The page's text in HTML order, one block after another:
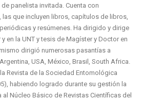
panelista invitada. Cuenta con
que incluyen libros, capítulos de libros,
y resúmenes. Ha dirigido y dirige
en la UNT y tesis de Magíster y Doctor en
dirigió numerosas pasantías a
USA, México, Brasil, South Africa.
Revista de la Sociedad Entomológica
habiendo logrado durante su gestión la
Núcleo Básico de Revistas Científicas del